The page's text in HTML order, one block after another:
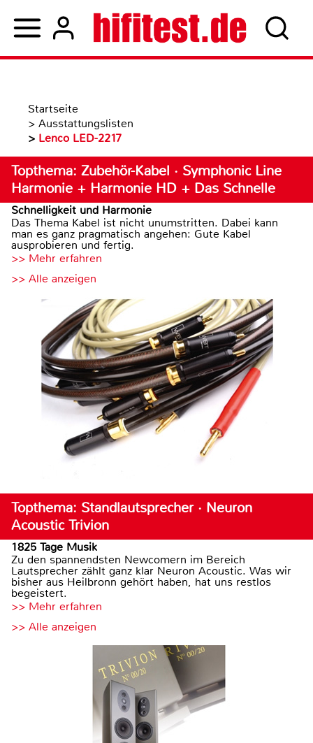
Startseite
> Ausstattungslisten
> Lenco LED-2217
Topthema: Zubehör-Kabel · Symphonic Line
Harmonie + Harmonie HD + Das Schnelle
Schnelligkeit und Harmonie
Das Thema Kabel ist nicht unumstritten. Dabei kann
man es ganz pragmatisch angehen: Gute Kabel
ausprobieren und fertig.
>> Mehr erfahren
>> Alle anzeigen
Topthema: Standlautsprecher · Neuron
Acoustic Trivion
1825 Tage Musik
Zu den spannendsten Newcomern im Bereich
Lautsprecher zählt ganz klar Neuron Acoustic. Was wir
bisher aus Heilbronn gehört haben, hat uns restlos
begeistert.
>> Mehr erfahren
>> Alle anzeigen